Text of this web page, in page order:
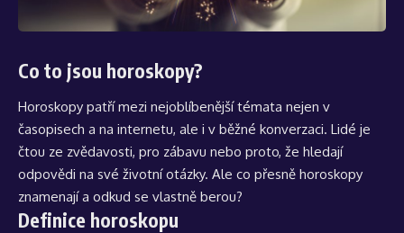
Co to jsou horoskopy?
Horoskopy patří mezi nejoblíbenější témata nejen v
časopisech a na internetu, ale i v běžné konverzaci. Lidé je
čtou ze zvědavosti, pro zábavu nebo proto, že hledají
odpovědi na své životní otázky. Ale co přesně horoskopy
znamenají a odkud se vlastně berou?
Definice horoskopu